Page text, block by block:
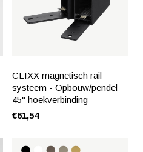
CLIXX magnetisch rail
systeem - Opbouw/pendel
45° hoekverbinding
€61,54